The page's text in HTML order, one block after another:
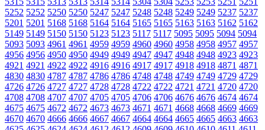
5252 5252 5250 5250 5247 5247 5248 5248 5249 5249 5237 5237
5201 5201 5168 5168 5164 5164 5165 5165 5163 5163 5162 5162
5149 5149 5150 5150 5123 5123 5117 5117 5095 5095 5094 5094
5093 5093 4961 4961 4959 4959 4960 4960 4958 4958 4957 4957
4956 4956 4950 4950 4949 4949 4947 4947 4948 4948 4923 4923
4921 4921 4922 4922 4916 4916 4917 4917 4918 4918 4871 4871
4830 4830 4787 4787 4786 4786 4748 4748 4749 4749 4729 4729
4726 4726 4727 4727 4728 4728 4722 4722 4721 4721 4720 4720
4708 4708 4707 4707 4705 4705 4706 4706 4676 4676 4674 4674
4675 4675 4672 4672 4673 4673 4671 4671 4668 4668 4669 4669
4670 4670 4666 4666 4667 4667 4664 4664 4665 4665 4663 4663